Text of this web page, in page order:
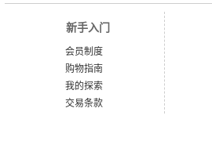
新手入门
会员制度
购物指南
我的探索
交易条款